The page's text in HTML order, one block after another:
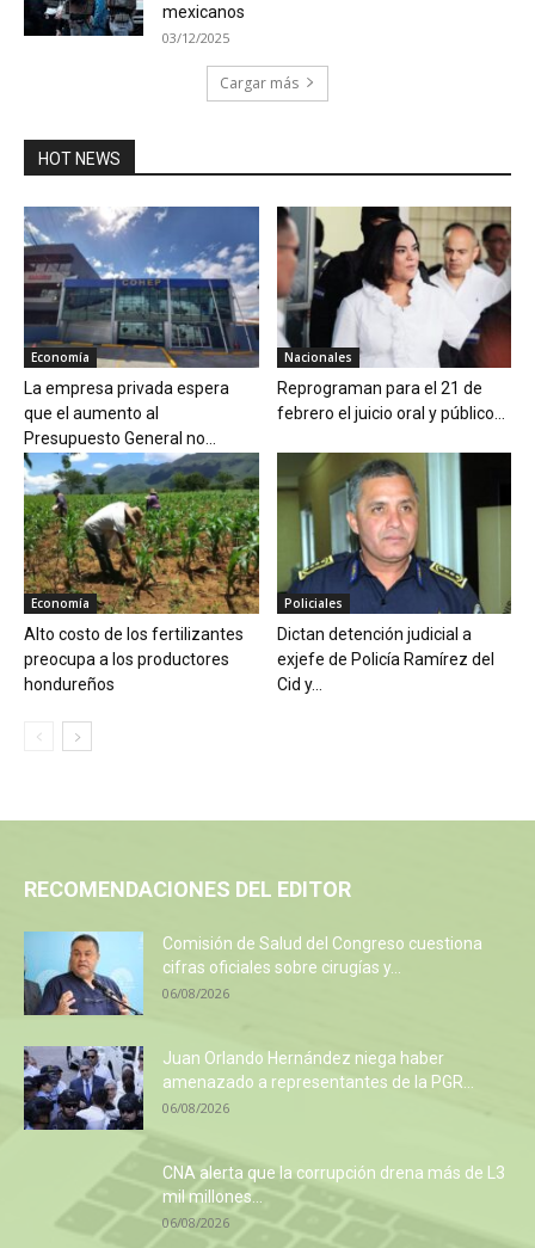
mexicanos
03/12/2025
Cargar más
HOT NEWS
Economía
La empresa privada espera
que el aumento al
Presupuesto General no...
Nacionales
Reprograman para el 21 de
febrero el juicio oral y público...
Economía
Alto costo de los fertilizantes
preocupa a los productores
hondureños
Policiales
Dictan detención judicial a
exjefe de Policía Ramírez del
Cid y...
RECOMENDACIONES DEL EDITOR
Comisión de Salud del Congreso cuestiona
cifras oficiales sobre cirugías y...
06/08/2026
Juan Orlando Hernández niega haber
amenazado a representantes de la PGR...
06/08/2026
CNA alerta que la corrupción drena más de L3
mil millones...
06/08/2026